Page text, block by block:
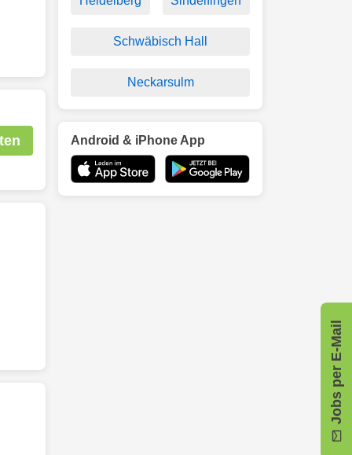
Jobs per E-Mail
Schwäbisch Hall
Neckarsulm
Android & iPhone App